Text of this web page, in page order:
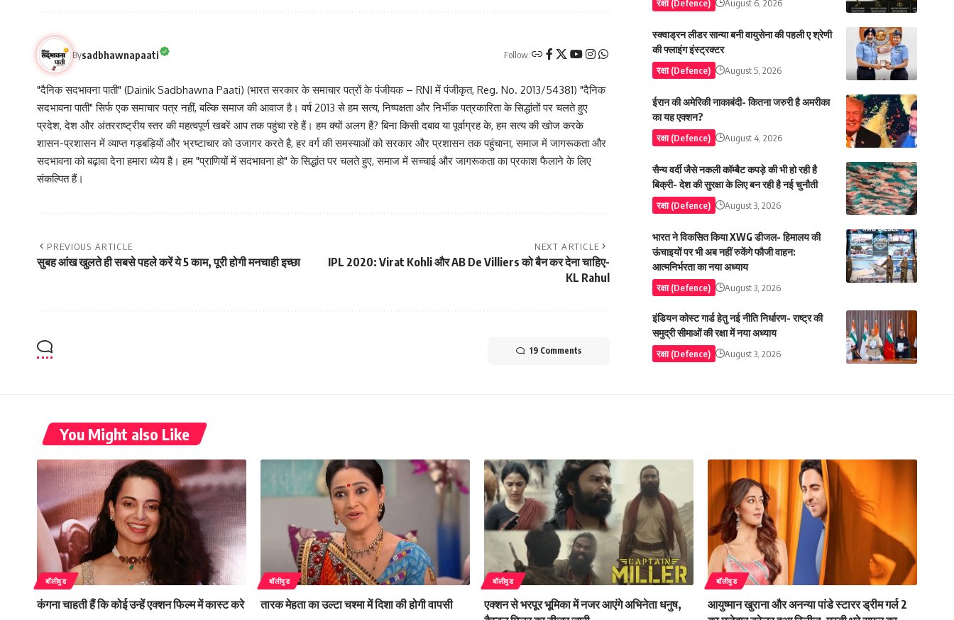
Bysadbhawnapaati Follow:
"दैनिक सदभावना पाती" (Dainik Sadbhawna Paati) (भारत सरकार के समाचार पत्रों के पंजीयक – RNI में पंजीकृत, Reg. No. 2013/54381) "दैनिक
सदभावना पाती" सिर्फ एक समाचार पत्र नहीं, बल्कि समाज की आवाज है। वर्ष 2013 से हम सत्य, निष्पक्षता और निर्भीक पत्रकारिता के सिद्धांतों पर चलते हुए
प्रदेश, देश और अंतरराष्ट्रीय स्तर की महत्वपूर्ण खबरें आप तक पहुंचा रहे हैं। हम क्यों अलग हैं? बिना किसी दबाव या पूर्वाग्रह के, हम सत्य की खोज करके
शासन-प्रशासन में व्याप्त गड़बड़ियों और भ्रष्टाचार को उजागर करते है, हर वर्ग की समस्याओं को सरकार और प्रशासन तक पहुंचाना, समाज में जागरूकता और
सदभावना को बढ़ावा देना हमारा ध्येय है। हम "प्राणियों में सदभावना हो" के सिद्धांत पर चलते हुए, समाज में सच्चाई और जागरूकता का प्रकाश फैलाने के लिए
संकल्पित हैं।
PREVIOUS ARTICLE
सुबह आंख खुलते ही सबसे पहले करें ये 5 काम, पूरी होगी मनचाही इच्छा
NEXT ARTICLE
IPL 2020: Virat Kohli और AB De Villiers को बैन कर देना चाहिए-
KL Rahul
19 Comments
रक्षा (Defence) August 6, 2026
स्क्वाड्रन लीडर सान्या बनी वायुसेना की पहली ए श्रेणी
की फ्लाइंग इंस्ट्रक्टर
रक्षा (Defence) August 5, 2026
ईरान की अमेरिकी नाकाबंदी- कितना जरुरी है अमरीका
का यह एक्शन?
रक्षा (Defence) August 4, 2026
सैन्य वर्दी जैसे नकली कॉम्बैट कपड़े की भी हो रही है
बिक्री- देश की सुरक्षा के लिए बन रही है नई चुनौती
रक्षा (Defence) August 3, 2026
भारत ने विकसित किया XWG डीजल- हिमालय की
ऊंचाइयों पर भी अब नहीं रुकेंगे फौजी वाहन:
आत्मनिर्भरता का नया अध्याय
रक्षा (Defence) August 3, 2026
इंडियन कोस्ट गार्ड हेतु नई नीति निर्धारण- राष्ट्र की
समुद्री सीमाओं की रक्षा में नया अध्याय
रक्षा (Defence) August 3, 2026
You Might also Like
बॉलीवुड
कंगना चाहती हैं कि कोई उन्हें एक्शन फिल्म में कास्ट करे
बॉलीवुड
तारक मेहता का उल्टा चश्मा में दिशा की होगी वापसी
बॉलीवुड
एक्शन से भरपूर भूमिका में नजर आएंगे अभिनेता धनुष,
बॉलीवुड
आयुष्मान खुराना और अनन्या पांडे स्टारर ड्रीम गर्ल 2